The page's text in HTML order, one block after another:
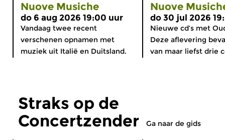
Nuove Musiche
do 6 aug 2026 19:00 uur
Vandaag twee recent
verschenen opnamen met
muziek uit Italië en Duitsland.
Nuove
do 30 jul 2026
Nieuwe cd’s met
Deze aflevering
van maar liefst drie
Straks op de
Concertzender
Ga naar de gids